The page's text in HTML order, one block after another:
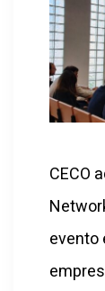
CECO
evento